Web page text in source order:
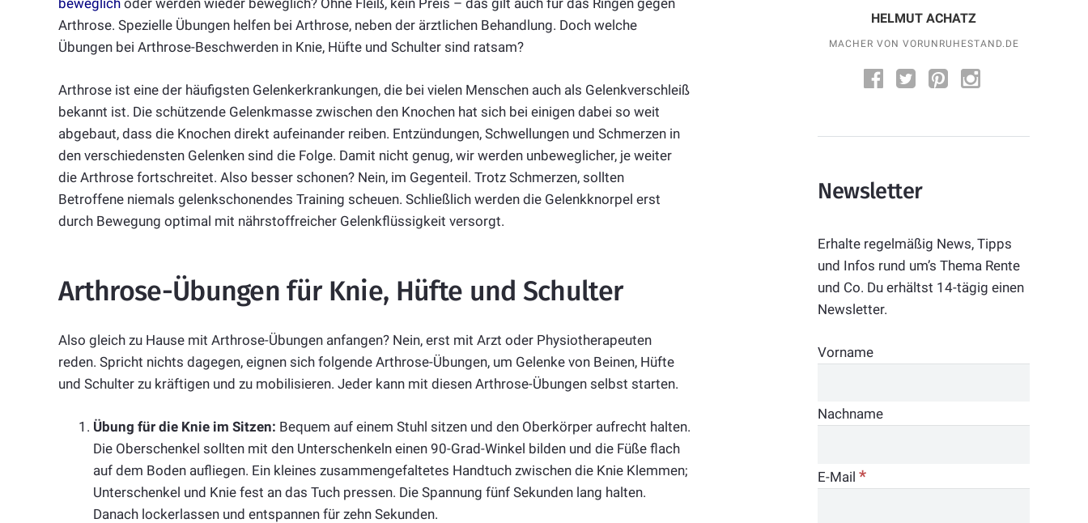
beweglich oder werden wieder beweglich? Ohne Fleiß, kein Preis – das gilt auch für das Ringen gegen
Arthrose. Spezielle Übungen helfen bei Arthrose, neben der ärztlichen Behandlung. Doch welche
Übungen bei Arthrose-Beschwerden in Knie, Hüfte und Schulter sind ratsam?
Arthrose ist eine der häufigsten Gelenkerkrankungen, die bei vielen Menschen auch als Gelenkverschleiß
bekannt ist. Die schützende Gelenkmasse zwischen den Knochen hat sich bei einigen dabei so weit
abgebaut, dass die Knochen direkt aufeinander reiben. Entzündungen, Schwellungen und Schmerzen in
den verschiedensten Gelenken sind die Folge. Damit nicht genug, wir werden unbeweglicher, je weiter
die Arthrose fortschreitet. Also besser schonen? Nein, im Gegenteil. Trotz Schmerzen, sollten
Betroffene niemals gelenkschonendes Training scheuen. Schließlich werden die Gelenkknorpel erst
durch Bewegung optimal mit nährstoffreicher Gelenkflüssigkeit versorgt.
Arthrose-Übungen für Knie, Hüfte und Schulter
Also gleich zu Hause mit Arthrose-Übungen anfangen? Nein, erst mit Arzt oder Physiotherapeuten
reden. Spricht nichts dagegen, eignen sich folgende Arthrose-Übungen, um Gelenke von Beinen, Hüfte
und Schulter zu kräftigen und zu mobilisieren. Jeder kann mit diesen Arthrose-Übungen selbst starten.
Übung für die Knie im Sitzen: Bequem auf einem Stuhl sitzen und den Oberkörper aufrecht halten.
Die Oberschenkel sollten mit den Unterschenkeln einen 90-Grad-Winkel bilden und die Füße flach
auf dem Boden aufliegen. Ein kleines zusammengefaltetes Handtuch zwischen die Knie Klemmen;
Unterschenkel und Knie fest an das Tuch pressen. Die Spannung fünf Sekunden lang halten.
Danach lockerlassen und entspannen für zehn Sekunden.
HELMUT ACHATZ
MACHER VON VORUNRUHESTAND.DE
Newsletter
Erhalte regelmäßig News, Tipps
und Infos rund um’s Thema Rente
und Co. Du erhältst 14-tägig einen
Newsletter.
Vorname
Nachname
E-Mail*